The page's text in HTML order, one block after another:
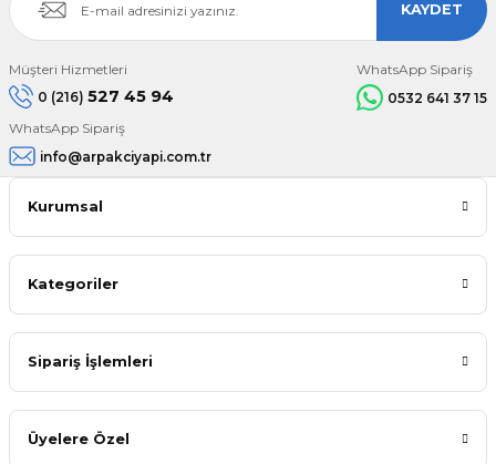
KAYDET
Müşteri Hizmetleri
0 (216) 527 45 94
WhatsApp Sipariş
0532 641 37 15
WhatsApp Sipariş
info@arpakciyapi.com.tr
Kurumsal
Kategoriler
Sipariş İşlemleri
Üyelere Özel